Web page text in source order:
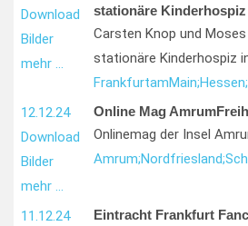
Download
Bilder
mehr …
stationäre
Carsten Knop und
stationäre Kinderhospiz
FrankfurtamMain;Hessen;
12.12.24
Download
Bilder
mehr …
Online Mag
Onlinemag der Insel
Amrum;Nordfriesland;
11.12.24
Eintracht Frankfurt